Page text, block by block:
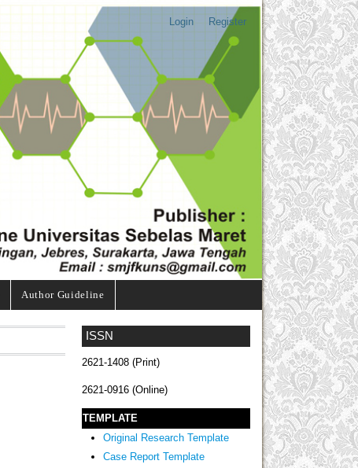
Login Register
Author Guideline
ISSN
2621-1408 (Print)
2621-0916 (Online)
TEMPLATE
Original Research Template
Case Report Template